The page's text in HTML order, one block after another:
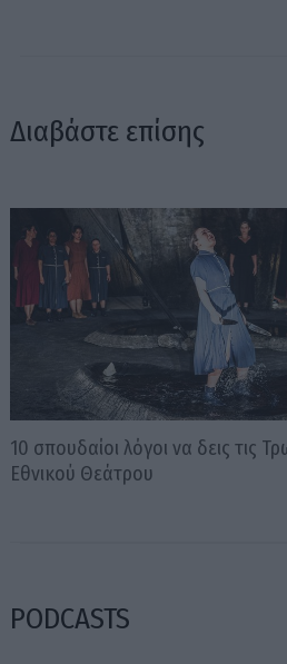
Διαβάστε επίσης
10 σπουδαίοι λόγοι να δεις τις
Εθνικού Θεάτρου
PODCASTS